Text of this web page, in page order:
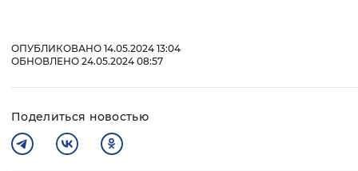
ОПУБЛИКОВАНО 14.05.2024 13:04
ОБНОВЛЕНО 24.05.2024 08:57
Поделиться новостью